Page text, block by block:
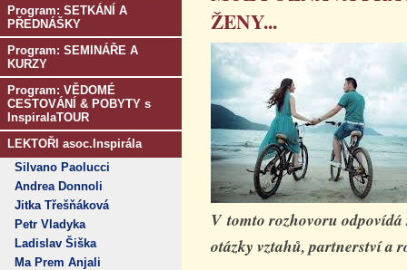
Program: SETKÁNÍ A
PŘEDNÁŠKY
Program: SEMINÁŘE A
KURZY
Program: VĚDOMÉ
CESTOVÁNÍ & POBYTY s
InspiralaTOUR
LEKTOŘI asoc.Inspirála
Silvano Paolucci
Andrea Donnoli
Jitka Třešňáková
Petr Vladyka
Ladislav Šiška
Ma Prem Anjali
ŽENY...
V tomto rozhovoru
otázky vztahů, partnerství a